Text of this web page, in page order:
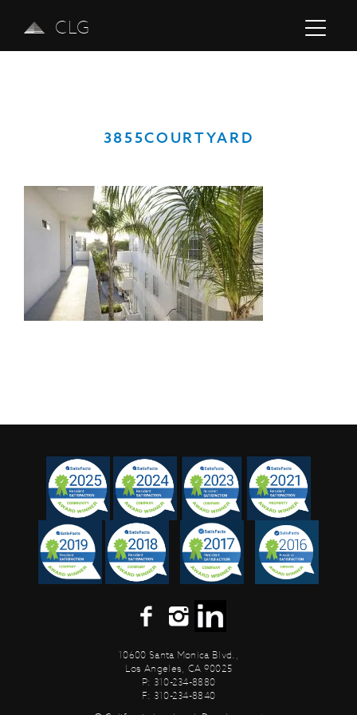
CLG
3855COURTYARD
10600 Santa Monica Blvd.,
Los Angeles, CA 90025
P: 310-234-8880
F: 310-234-8840